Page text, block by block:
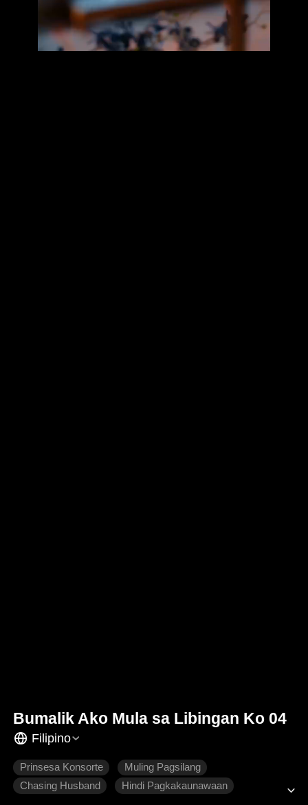
Bumalik Ako Mula sa Libingan Ko 04
Filipino
Prinsesa Konsorte
Muling Pagsilang
Chasing Husband
Hindi Pagkakaunawaan